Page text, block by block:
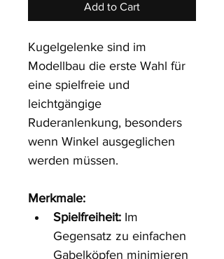
Add to Cart
Kugelgelenke sind im
Modellbau die erste Wahl für
eine spielfreie und
leichtgängige
Ruderanlenkung, besonders
wenn Winkel ausgeglichen
werden müssen.
Merkmale:
Spielfreiheit: Im
Gegensatz zu einfachen
Gabelköpfen minimieren